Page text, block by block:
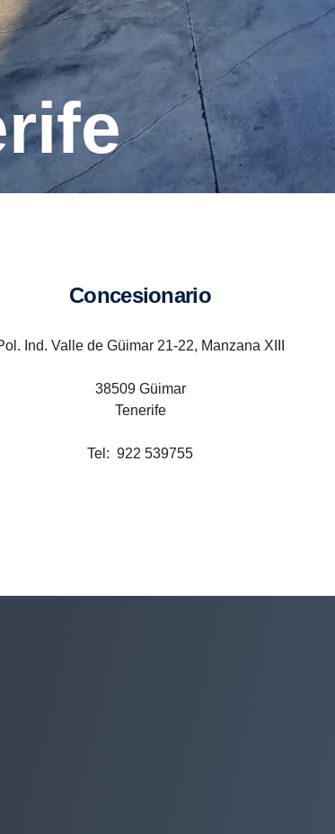
Concesionario
Ind. Valle de Güimar 21-22, Manzana XIII
38509 Güimar
Tenerife
Tel: 922 539755